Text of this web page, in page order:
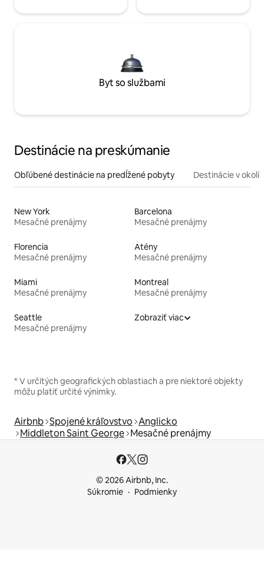
Byt so službami
Destinácie na preskúmanie
Obľúbené destinácie na predĺžené pobyty Destinácie v okolí
New York
Mesačné prenájmy
Barcelona
Mesačné prenájmy
Florencia
Mesačné prenájmy
Atény
Mesačné prenájmy
Miami
Mesačné prenájmy
Montreal
Mesačné prenájmy
Seattle
Mesačné prenájmy
Zobraziť viac
* V určitých geografických oblastiach a pre niektoré objekty
môžu platiť určité výnimky.
Airbnb Spojené kráľovstvo Anglicko
Middleton Saint George Mesačné prenájmy
© 2026 Airbnb, Inc.
Súkromie
Podmienky